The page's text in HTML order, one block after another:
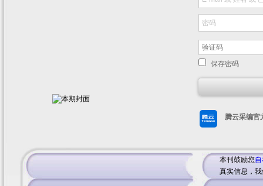
保存密码
腾云采编官
本刊鼓励您
真实信息，